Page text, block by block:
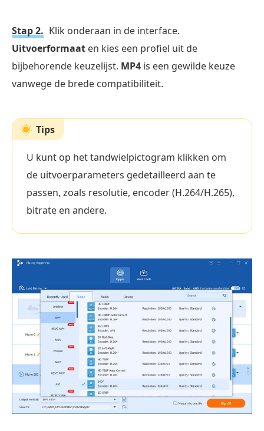
Stap 2. Klik onderaan in de interface.
Uitvoerformaat en kies een profiel uit de
bijbehorende keuzelijst. MP4 is een gewilde keuze
vanwege de brede compatibiliteit.
Tips
U kunt op het tandwielpictogram klikken om
de uitvoerparameters gedetailleerd aan te
passen, zoals resolutie, encoder (H.264/H.265),
bitrate en andere.